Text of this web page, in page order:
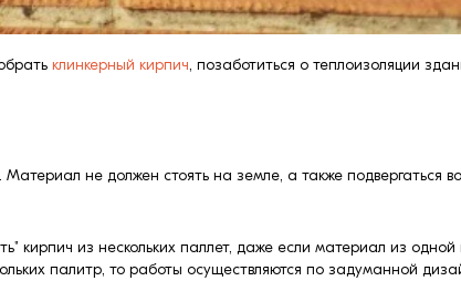
клинкерный кирпич, позаботиться о теплоизоляции
не должен стоять на земле, а также подвергаться
кирпич из нескольких паллет, даже если материал из
палитр, то работы осуществляются по задуманной